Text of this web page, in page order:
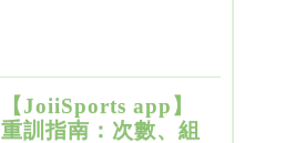
【JoiiSports app】
重訓指南：次數、組